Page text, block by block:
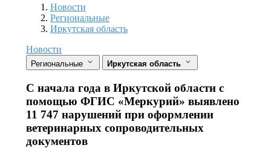
Новости
Разделы
Новости
Региональные
Иркутская область
Новости
Региональные Иркутская область
С начала года в Иркутской области с
помощью ФГИС «Меркурий» выявлено
11 747 нарушений при оформлении
ветеринарных сопроводительных
документов